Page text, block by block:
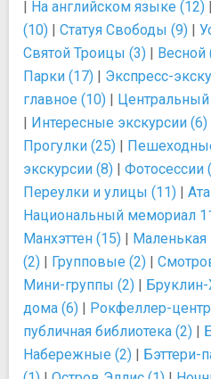
| На английском языке (12) |
(10) | Статуя Свободы (9) |
Cвятой Троицы (3) | Весной
Парки (17) | Экспресс-
главное (10) | Центральный
| Интересные экскурсии (6)
Прогулки (25) |
экскурсии (8) | Фотосессии
Переулки и улицы (11) |
Национальный мемориал
Манхэттен (15) | Маленькая
(2) | Групповые (2) |
Мини-группы (2) | Бруклин-
дома (6) | Рокфеллер-
публичная библиотека (2) |
Набережные (2) | Бэттери-